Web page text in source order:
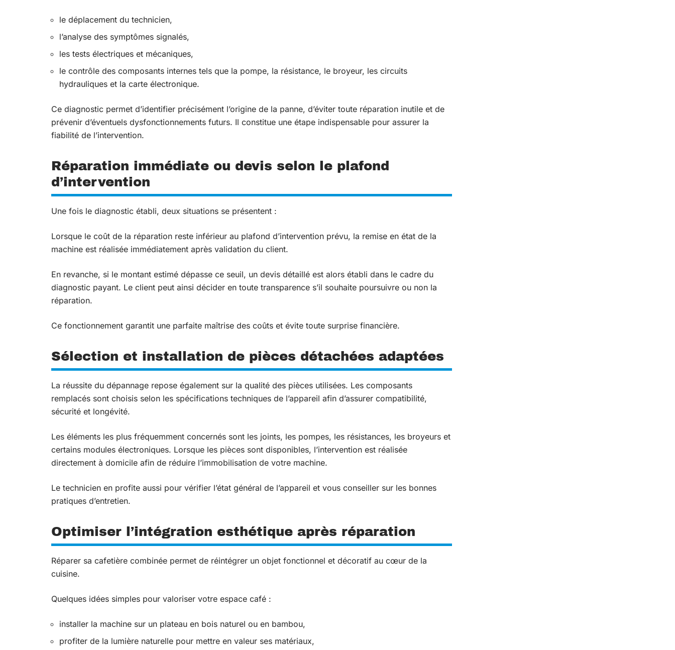
le déplacement du technicien,
l’analyse des symptômes signalés,
les tests électriques et mécaniques,
le contrôle des composants internes tels que la pompe, la résistance, le broyeur, les circuits
hydrauliques et la carte électronique.
Ce diagnostic permet d’identifier précisément l’origine de la panne, d’éviter toute réparation inutile et de
prévenir d’éventuels dysfonctionnements futurs. Il constitue une étape indispensable pour assurer la
fiabilité de l’intervention.
Réparation immédiate ou devis selon le plafond
d’intervention
Une fois le diagnostic établi, deux situations se présentent :
Lorsque le coût de la réparation reste inférieur au plafond d’intervention prévu, la remise en état de la
machine est réalisée immédiatement après validation du client.
En revanche, si le montant estimé dépasse ce seuil, un devis détaillé est alors établi dans le cadre du
diagnostic payant. Le client peut ainsi décider en toute transparence s’il souhaite poursuivre ou non la
réparation.
Ce fonctionnement garantit une parfaite maîtrise des coûts et évite toute surprise financière.
Sélection et installation de pièces détachées adaptées
La réussite du dépannage repose également sur la qualité des pièces utilisées. Les composants
remplacés sont choisis selon les spécifications techniques de l’appareil afin d’assurer compatibilité,
sécurité et longévité.
Les éléments les plus fréquemment concernés sont les joints, les pompes, les résistances, les broyeurs et
certains modules électroniques. Lorsque les pièces sont disponibles, l’intervention est réalisée
directement à domicile afin de réduire l’immobilisation de votre machine.
Le technicien en profite aussi pour vérifier l’état général de l’appareil et vous conseiller sur les bonnes
pratiques d’entretien.
Optimiser l’intégration esthétique après réparation
Réparer sa cafetière combinée permet de réintégrer un objet fonctionnel et décoratif au cœur de la
cuisine.
Quelques idées simples pour valoriser votre espace café :
installer la machine sur un plateau en bois naturel ou en bambou,
profiter de la lumière naturelle pour mettre en valeur ses matériaux,